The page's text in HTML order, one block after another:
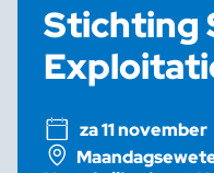
Stichting
za 11 november